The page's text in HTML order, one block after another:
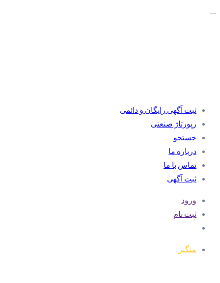
…
ثبت آگهی رایگان و دائمی
رپورتاژ صنعتی
جستجو
درباره ما
تماس با ما
ثبت آگهی
ورود
ثبت نام
منگنز